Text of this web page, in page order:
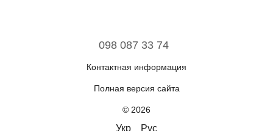
098 087 33 74
Контактная информация
Полная версия сайта
© 2026
Укр Рус